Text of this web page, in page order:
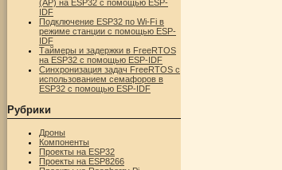
(AP) на ESP32 с помощью ESP-
IDF
Подключение ESP32 по Wi-Fi в
режиме станции с помощью ESP-
IDF
Таймеры и задержки в FreeRTOS
на ESP32 с помощью ESP-IDF
Синхронизация задач FreeRTOS с
использованием семафоров в
ESP32 с помощью ESP-IDF
Рубрики
Дроны
Компоненты
Проекты на ESP32
Проекты на ESP8266